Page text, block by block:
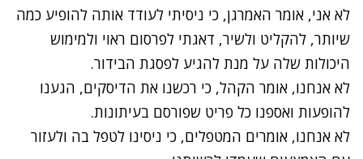
לא אני, אומר האמרגן, כי ניסיתי לעודד אותה להופיע כמה
שיותר, להקליט ולשיר, דאגתי לפרסום ראוי ולמימוש
היכולות שלה על מנת להגיע לפסגת הבידור.
לא אנחנו, אומר הקהל, כי רכשנו את הדיסקים, הגענו
להופעות ואספנו כל פריט שפורסם בעיתונות.
לא אנחנו, אומרים המטפלים, כי ניסינו לטפל בה ולעזור